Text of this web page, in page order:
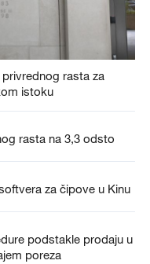
rasta za
istoku
rasta na 3,3 odsto
za čipove u Kinu
podstakle prodaju u
poreza